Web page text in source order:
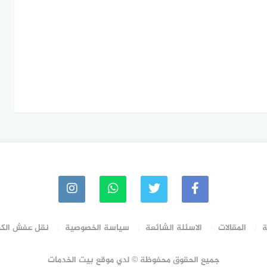
المقالات الاسئلة الشائعة سياسة الخصوصية نقل عفش
جميع الحقوق محفوظة © لدي موقع بيت الخدمات